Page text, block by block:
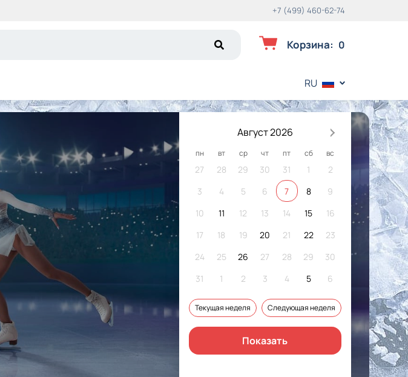
+7 (499) 460-62-74
Корзина: 0
RU
Август 2026
пн вт ср чт пт сб вс
27 28 29 30 31 1
2
3
4 5 6 7 8
9
10
11 12 13 14 15
16
17
18 19 20 21 22
23
24
25 26 27 28 29
30
31
1 2 3 4 5 6
Текущая неделя Следующая неделя
Показать